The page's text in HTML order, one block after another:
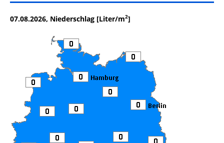
07.08.2026, Niederschlag [Liter/m2]